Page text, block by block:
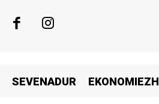
SEVENADUR EKONOMIEZH